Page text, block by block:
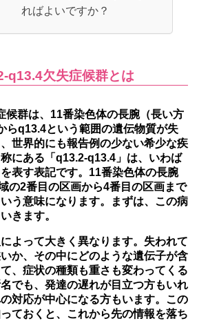
ればよいですか？
q13.4欠失症候群とは
候群は、11番染色体の長腕（長い方
らq13.4という範囲の遺伝物質が失
世界的にも報告例の少ない希少な疾
にある「q13.2-q13.4」は、いわば
表す表記です。11番染色体の長腕
の2番目の区画から4番目の区画まで
う意味になります。まずは、この病
きます。
よって大きく異なります。失われて
か、その中にどのような遺伝子が含
、症状の種類も重さも変わってくる
でも、発達の遅れが目立つ方もいれ
対応が中心になる方もいます。この
ておくと、これから先の情報を落ち